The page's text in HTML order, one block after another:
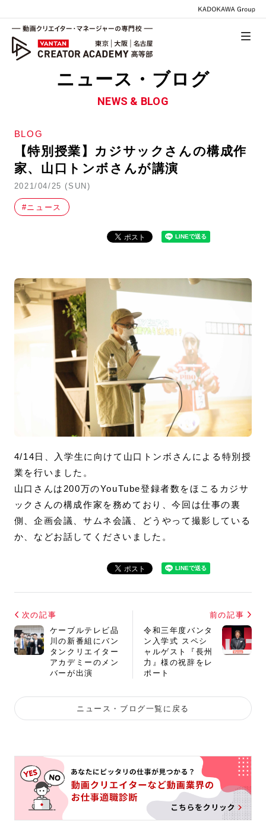
ニュース・ブログ
NEWS & BLOG
BLOG
【特別授業】カジサックさんの構成作
家、山口トンボさんが講演
2021/04/25 (SUN)
#ニュース
4/14日、入学生に向けて山口トンボさんによる特別授
業を行いました。
山口さんは200万のYouTube登録者数をほこるカジサ
ックさんの構成作家を務めており、今回は仕事の裏
側、企画会議、サムネ会議、どうやって撮影している
か、などお話してくださいました。
次の記事
ケーブルテレビ品
川の新番組にバン
タンクリエイター
アカデミーのメン
バーが出演
前の記事
令和三年度バンタ
ン入学式 スペシ
ャルゲスト『長州
力』様の祝辞をレ
ポート
ニュース・ブログ一覧に戻る